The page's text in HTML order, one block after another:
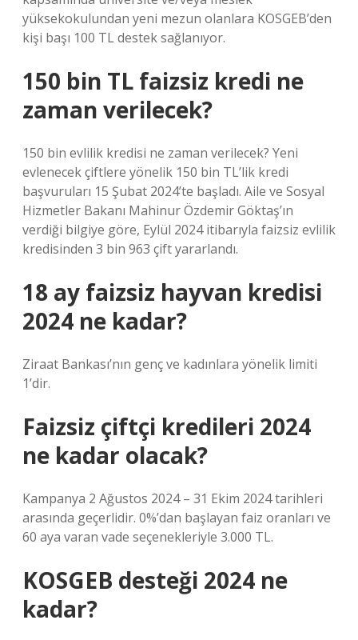
yüksekokulundan yeni mezun olanlara KOSGEB’den
kişi başı 100 TL destek sağlanıyor.
150 bin TL faizsiz kredi ne
zaman verilecek?
150 bin evlilik kredisi ne zaman verilecek? Yeni
evlenecek çiftlere yönelik 150 bin TL’lik kredi
başvuruları 15 Şubat 2024’te başladı. Aile ve Sosyal
Hizmetler Bakanı Mahinur Özdemir Göktaş’ın
verdiği bilgiye göre, Eylül 2024 itibarıyla faizsiz evlilik
kredisinden 3 bin 963 çift yararlandı.
18 ay faizsiz hayvan kredisi
2024 ne kadar?
Ziraat Bankası’nın genç ve kadınlara yönelik limiti
1’dir.
Faizsiz çiftçi kredileri 2024
ne kadar olacak?
Kampanya 2 Ağustos 2024 – 31 Ekim 2024 tarihleri ​​
arasında geçerlidir. 0%’dan başlayan faiz oranları ve
60 aya varan vade seçenekleriyle 3.000 TL.
KOSGEB desteği 2024 ne
kadar?